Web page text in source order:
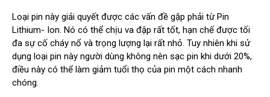
Loại pin này giải quyết được các vấn đề gặp phải từ Pin
Lithium- Ion. Nó có thể chịu va đập rất tốt, hạn chế được tối
đa sự cố cháy nổ và trọng lượng lại rất nhỏ. Tuy nhiên khi sử
dụng loại pin này người dùng không nên sạc pin khi dưới 20%,
điều này có thể làm giảm tuổi thọ của pin một cách nhanh
chóng.